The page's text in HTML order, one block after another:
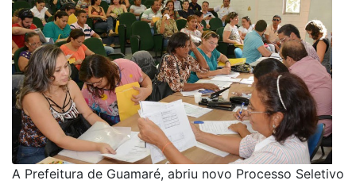
A Prefeitura de Guamaré, abriu novo Processo Seletivo